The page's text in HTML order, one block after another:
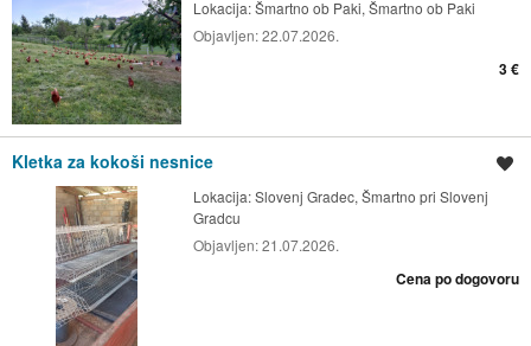
Lokacija:Šmartno ob Paki, Šmartno ob Paki
Objavljen:22.07.2026.
3 €
Kletka za kokoši nesnice
Lokacija:Slovenj Gradec, Šmartno pri Slovenj
Gradcu
Objavljen:21.07.2026.
Cena po dogovoru